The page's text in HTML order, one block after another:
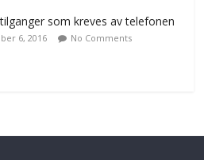
som kreves av telefonen
6, 2016 No Comments